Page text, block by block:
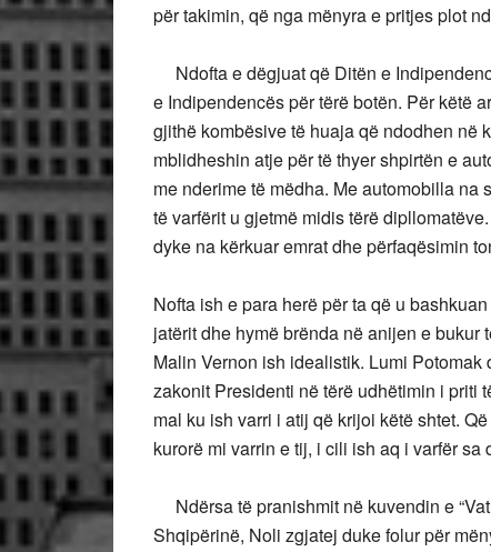
për takimin, që nga mënyra e pritjes plot
Ndofta e dëgjuat që Ditën e
e Indipendencës për tërë botën. Për këtë
gjithë kombësive të huaja që ndodhen në
mblidheshin atje për të thyer shpirtën e
me nderime të mëdha. Me automobilla
të varfërit u gjetmë midis tërë
dyke na kërkuar emrat dhe përfaqësimin
Nofta ish e para herë për ta që u
jatërit dhe hymë brënda në anijen e bukur
Malin Vernon ish idealistik. Lumi
zakonit Presidenti në tërë udhëtimin i priti
mal ku ish varri i atij që krijoi këtë shtet.
kurorë mi varrin e tij, i cili ish aq i varfër sa
Ndërsa të pranishmit në kuvendin e
Shqipërinë, Noli zgjatej duke folur për